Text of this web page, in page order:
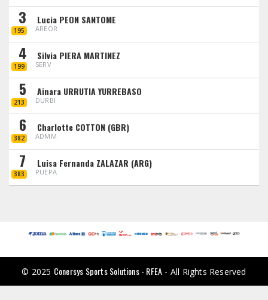
3
195
Lucia PEON SANTOME
AREOR
4
199
Silvia PIERA MARTINEZ
SERV
5
213
Ainara URRUTIA YURREBASO
DURBI
6
382
Charlotte COTTON (GBR)
ADMM
7
383
Luisa Fernanda ZALAZAR (ARG)
PUEPA
© 2025 Conersys Sports Solutions - RFEA - All Rights Reserved